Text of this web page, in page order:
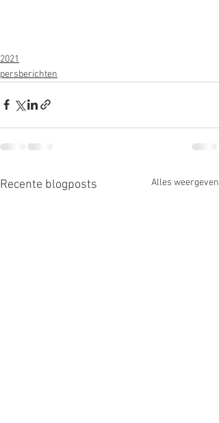
2021
persberichten
Recente blogposts Alles weergeven